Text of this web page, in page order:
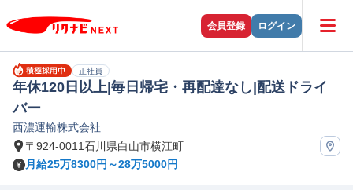
会員登録 ログイン
正社員
年休120日以上|毎日帰宅・再配達なし|配送ドライ
バー
西濃運輸株式会社
〒924-0011石川県白山市横江町
月給25万8300円～28万5000円